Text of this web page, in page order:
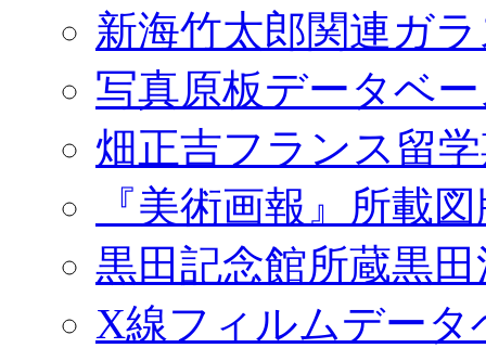
新海竹太郎関連ガ
写真原板データベ
畑正吉フランス留
『美術画報』所載
黒田記念館所蔵黒
X線フィルムデータ